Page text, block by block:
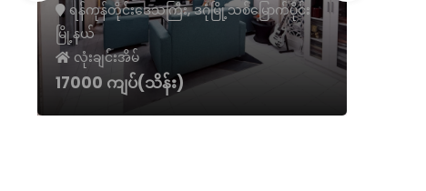
ရန်ကုန်တိုင်းဒေသကြီး, ဒဂုံမြို့သစ်မြောက်ပိုင်း
မြို့နယ်
လုံးချင်းအိမ်
39000 ကျပ်(သိန်း)